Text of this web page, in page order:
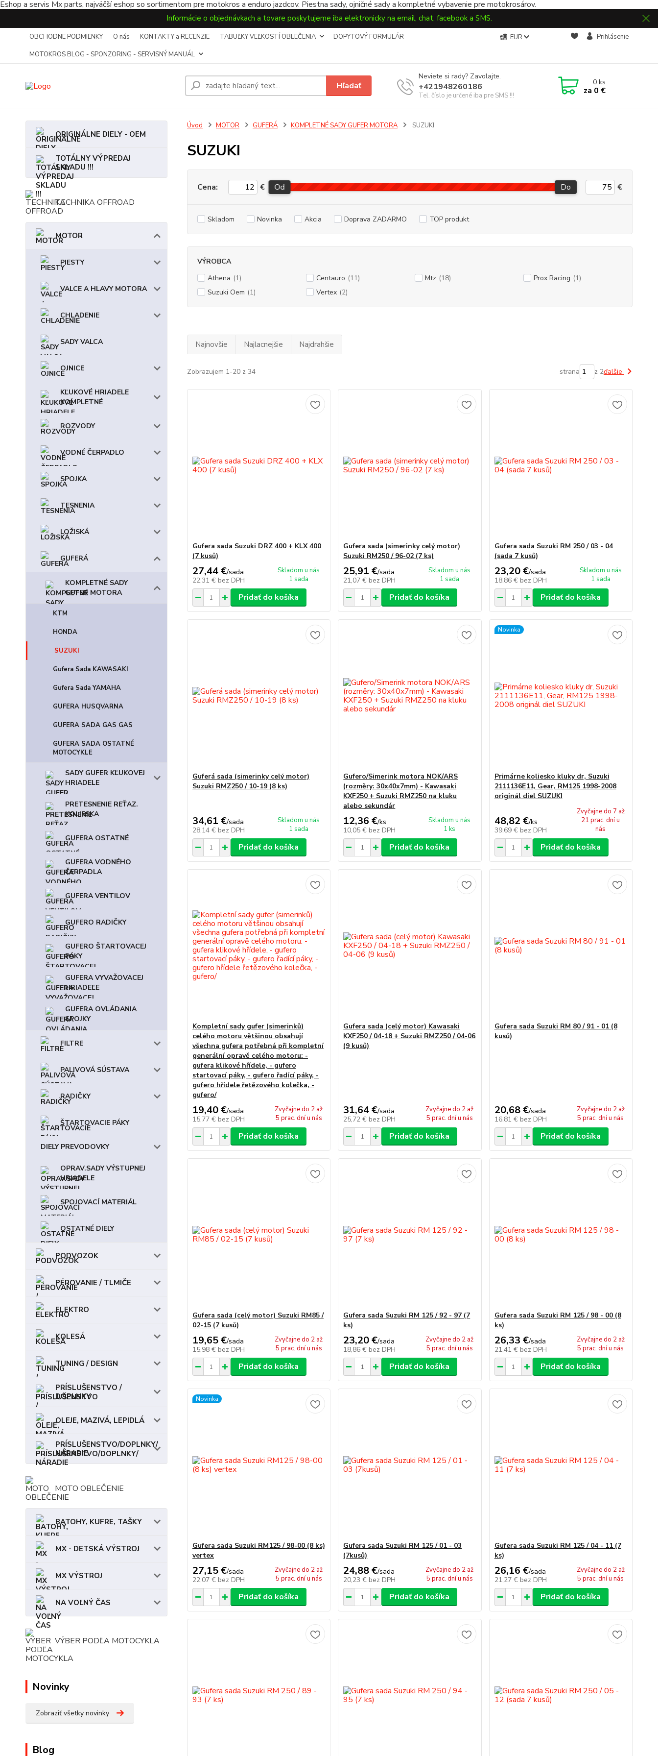
Eshop a servis Mx parts, najväčší eshop so sortimentom pre motokros a enduro jazdcov. Piestna sady, ojničné sady a kompletné vybavenie pre motokrosárov.
Informácie o objednávkach a tovare poskytujeme iba elektronicky na email, chat, facebook a SMS.
OBCHODNE PODMIENKY O nás KONTAKTY a RECENZIE TABUĽKY VEĽKOSTÍ OBLEČENIA
DOPYTOVÝ FORMULÁR
MOTOKROS BLOG - SPONZORING - SERVISNÝ MANUÁL
EUR Prihlásenie
Hľadať
Neviete si rady? Zavolajte.
+421948260186
Tel. číslo je určené iba pre SMS !!!
0ks
za 0 €
ORIGINÁLNE DIELY - OEM
TOTÁLNY VÝPREDAJ
SKLADU !!!
TECHNIKA OFFROAD
MOTOR
PIESTY
VALCE A HLAVY MOTORA
CHLADENIE
SADY VALCA
OJNICE
KĽUKOVÉ HRIADELE
KOMPLETNÉ
ROZVODY
VODNÉ ČERPADLO
SPOJKA
TESNENIA
LOŽISKÁ
GUFERÁ
KOMPLETNÉ SADY
GUFER MOTORA
KTM
HONDA
SUZUKI
Gufera Sada KAWASAKI
Gufera Sada YAMAHA
GUFERA HUSQVARNA
GUFERA SADA GAS GAS
GUFERA SADA OSTATNÉ
MOTOCYKLE
SADY GUFER KĽUKOVEJ
HRIADELE
PRETESNENIE REŤAZ.
KOLIESKA
GUFERA OSTATNÉ
GUFERA VODNÉHO
ČERPADLA
GUFERA VENTILOV
GUFERO RADIČKY
GUFERO ŠTARTOVACEJ
PÁKY
GUFERA VYVAŽOVACEJ
HRIADEĽE
GUFERA OVLÁDANIA
SPOJKY
FILTRE
PALIVOVÁ SÚSTAVA
RADIČKY
ŠTARTOVACIE PÁKY
DIELY PREVODOVKY
OPRAV.SADY VÝSTUPNEJ
HRIADELE
SPOJOVACÍ MATERIÁL
OSTATNÉ DIELY
PODVOZOK
PÉROVANIE / TLMIČE
ELEKTRO
KOLESÁ
TUNING / DESIGN
PRÍSLUŠENSTVO /
DOPLNKY
OLEJE, MAZIVÁ, LEPIDLÁ
PRÍSLUŠENSTVO/DOPLNKY/
NÁRADIE
MOTO OBLEČENIE
BATOHY, KUFRE, TAŠKY
MX - DETSKÁ VÝSTROJ
MX VÝSTROJ
NA VOĽNÝ ČAS
VÝBER PODĽA MOTOCYKLA
Novinky
Zobraziť všetky novinky
Blog
Úvod MOTOR GUFERÁ KOMPLETNÉ SADY GUFER MOTORA SUZUKI
SUZUKI
Cena: € Od Do €
Skladom Novinka Akcia Doprava ZADARMO TOP produkt
VÝROBCA
Athena (1) Centauro (11) Mtz (18) Prox Racing (1)
Suzuki Oem (1) Vertex (2)
Najnovšie Najlacnejšie Najdrahšie
Zobrazujem 1-20 z 34 strana z 2ďalšie
Gufera sada Suzuki DRZ 400 + KLX 400
(7 kusů)
27,44 €/sada
22,31 € bez DPH
Skladom u nás
1 sada
Pridať do košíka
Gufera sada (simerinky celý motor)
Suzuki RM250 / 96-02 (7 ks)
25,91 €/sada
21,07 € bez DPH
Skladom u nás
1 sada
Pridať do košíka
Gufera sada Suzuki RM 250 / 03 - 04
(sada 7 kusů)
23,20 €/sada
18,86 € bez DPH
Skladom u nás
1 sada
Pridať do košíka
Guferá sada (simerinky celý motor)
Suzuki RMZ250 / 10-19 (8 ks)
34,61 €/sada
28,14 € bez DPH
Skladom u nás
1 sada
Pridať do košíka
Gufero/Simerink motora NOK/ARS
(rozměry: 30x40x7mm) - Kawasaki
KXF250 + Suzuki RMZ250 na kluku
alebo sekundár
12,36 €/ks
10,05 € bez DPH
Skladom u nás
1 ks
Pridať do košíka
Novinka
Primárne koliesko kluky dr, Suzuki
2111136E11, Gear, RM125 1998-2008
originál diel SUZUKI
48,82 €/ks
39,69 € bez DPH
Zvyčajne do 7 až
21 prac. dní u
nás
Pridať do košíka
Kompletní sady gufer (simerinků)
celého motoru většinou obsahují
všechna gufera potřebná při kompletní
generální opravě celého motoru: -
gufera klikové hřídele, - gufero
startovací páky, - gufero řadící páky, -
gufero hřídele řetězového kolečka, -
gufero/
19,40 €/sada
15,77 € bez DPH
Zvyčajne do 2 až
5 prac. dní u nás
Pridať do košíka
Gufera sada (celý motor) Kawasaki
KXF250 / 04-18 + Suzuki RMZ250 / 04-06
(9 kusů)
31,64 €/sada
25,72 € bez DPH
Zvyčajne do 2 až
5 prac. dní u nás
Pridať do košíka
Gufera sada Suzuki RM 80 / 91 - 01 (8
kusů)
20,68 €/sada
16,81 € bez DPH
Zvyčajne do 2 až
5 prac. dní u nás
Pridať do košíka
Gufera sada (celý motor) Suzuki RM85 /
02-15 (7 kusů)
19,65 €/sada
15,98 € bez DPH
Zvyčajne do 2 až
5 prac. dní u nás
Pridať do košíka
Gufera sada Suzuki RM 125 / 92 - 97 (7
ks)
23,20 €/sada
18,86 € bez DPH
Zvyčajne do 2 až
5 prac. dní u nás
Pridať do košíka
Gufera sada Suzuki RM 125 / 98 - 00 (8
ks)
26,33 €/sada
21,41 € bez DPH
Zvyčajne do 2 až
5 prac. dní u nás
Pridať do košíka
Novinka
Gufera sada Suzuki RM125 / 98-00 (8 ks)
vertex
27,15 €/sada
22,07 € bez DPH
Zvyčajne do 2 až
5 prac. dní u nás
Pridať do košíka
Gufera sada Suzuki RM 125 / 01 - 03
(7kusů)
24,88 €/sada
20,23 € bez DPH
Zvyčajne do 2 až
5 prac. dní u nás
Pridať do košíka
Gufera sada Suzuki RM 125 / 04 - 11 (7
ks)
26,16 €/sada
21,27 € bez DPH
Zvyčajne do 2 až
5 prac. dní u nás
Pridať do košíka